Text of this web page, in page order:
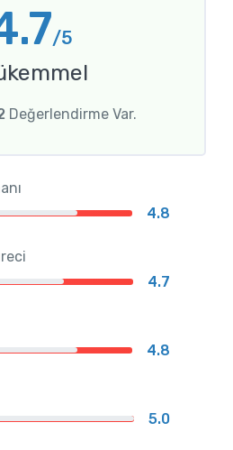
/5
Değerlendirme Var.
4.8
4.7
4.8
5.0